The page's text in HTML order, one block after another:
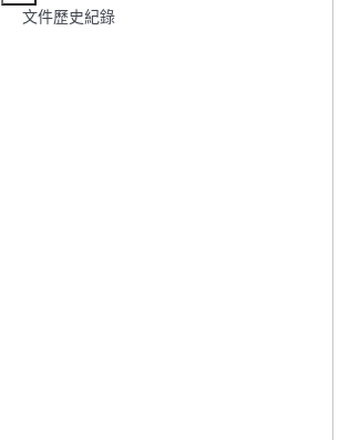
文件歷史紀錄